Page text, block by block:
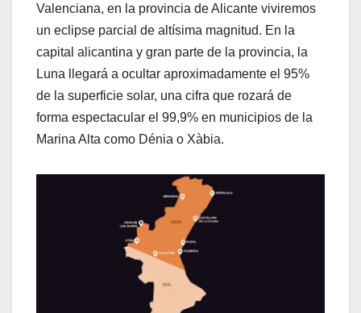
Valenciana, en la provincia de Alicante viviremos
un eclipse parcial de altísima magnitud. En la
capital alicantina y gran parte de la provincia, la
Luna llegará a ocultar aproximadamente el 95%
de la superficie solar, una cifra que rozará de
forma espectacular el 99,9% en municipios de la
Marina Alta como Dénia o Xàbia.